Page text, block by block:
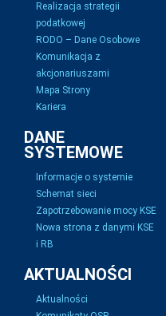
Realizacja strategii
podatkowej
RODO – Dane Osobowe
Komunikacja z
akcjonariuszami
Mapa Strony
Kariera
DANE
SYSTEMOWE
Informacje o systemie
Schemat sieci
Zapotrzebowanie mocy KSE
Nowa strona z danymi KSE
i RB
AKTUALNOŚCI
Aktualności